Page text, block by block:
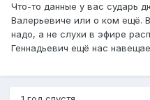
Что-то данные у вас сударь
Валерьевиче или о ком ещё.
надо, а не слухи в эфире
Геннадьевич ещё нас